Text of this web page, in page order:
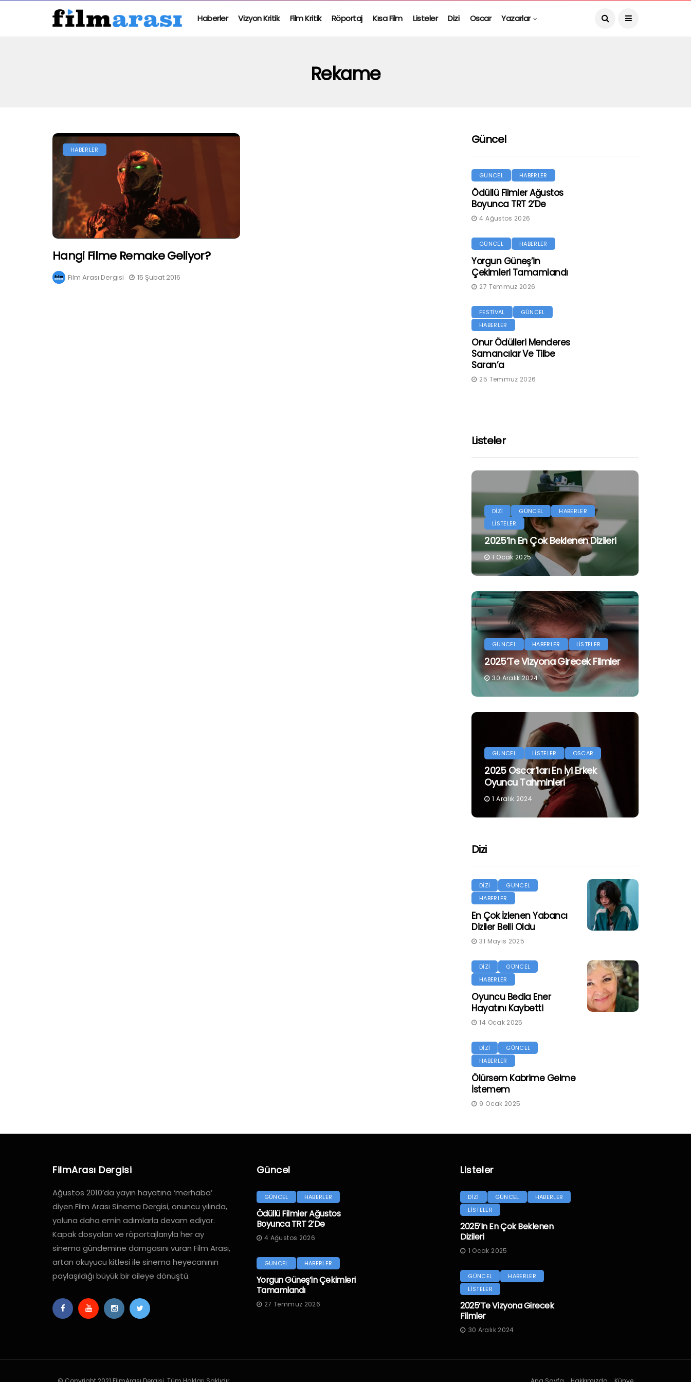
Haberler Vizyon Kritik Film Kritik Röportaj Kısa Film Listeler Dizi Oscar Yazarlar
Rekame
HABERLER
Hangi Filme Remake Geliyor?
Film Arası Dergisi 15 Şubat 2016
Güncel
GÜNCEL HABERLER
Ödüllü Filmler Ağustos
Boyunca TRT 2’de
4 Ağustos 2026
GÜNCEL HABERLER
Yorgun Güneş’in
Çekimleri Tamamlandı
27 Temmuz 2026
FESTİVAL
GÜNCEL
HABERLER
Onur Ödülleri Menderes
Samancılar Ve Tilbe
Saran’a
25 Temmuz 2026
Listeler
DİZİ GÜNCEL
HABERLER
LİSTELER
2025’in En Çok Beklenen Dizileri
1 Ocak 2025
GÜNCEL HABERLER LİSTELER
2025’te Vizyona Girecek Filmler
30 Aralık 2024
GÜNCEL LİSTELER OSCAR
2025 Oscar’ları En İyi Erkek
Oyuncu Tahminleri
1 Aralık 2024
Dizi
DİZİ
GÜNCEL
HABERLER
En Çok İzlenen Yabancı
Diziler Belli Oldu
31 Mayıs 2025
DİZİ
GÜNCEL
HABERLER
Oyuncu Bedia Ener
Hayatını Kaybetti
14 Ocak 2025
DİZİ
GÜNCEL
HABERLER
Ölürsem Kabrime Gelme
İstemem
9 Ocak 2025
FilmArası Dergisi
Ağustos 2010’da yayın hayatına ‘merhaba’
diyen Film Arası Sinema Dergisi, onuncu yılında,
yoluna daha emin adımlarla devam ediyor.
Kapak dosyaları ve röportajlarıyla her ay
sinema gündemine damgasını vuran Film Arası,
artan okuyucu kitlesi ile sinema heyecanının
paylaşıldığı büyük bir aileye dönüştü.
Güncel
GÜNCEL HABERLER
Ödüllü Filmler Ağustos
Boyunca TRT 2’de
4 Ağustos 2026
GÜNCEL HABERLER
Yorgun Güneş’in Çekimleri
Tamamlandı
27 Temmuz 2026
Listeler
DİZİ GÜNCEL
HABERLER
LİSTELER
2025’in En Çok Beklenen
Dizileri
1 Ocak 2025
GÜNCEL
HABERLER
LİSTELER
2025’te Vizyona Girecek
Filmler
30 Aralık 2024